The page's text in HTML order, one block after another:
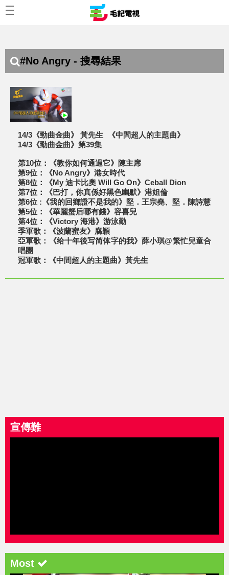
#No Angry - 搜尋結果
14/3《勁曲金曲》 黃先生 《中間超人的主題曲》
14/3《勁曲金曲》第39集
第10位：《教你如何通過它》陳主席
第9位：《No Angry》港女時代
第8位：《My 迪卡比奧 Will Go On》Ceball Dion
第7位：《巴打，你真係好黑色幽默》港姐倫
第6位 :《我的回鄉證不是我的》堅．王宗堯、堅．陳詩慧
第5位：《華麗蟹后哪有錢》容喜兒
第4位：《Victory 海港》游泳勤
季軍歌：《波蘭蜜友》腐穎
亞軍歌：《给十年後写简体字的我》薛小琪@繁忙兒童合
唱團
冠軍歌：《中間超人的主題曲》黃先生
宣傳難
Most